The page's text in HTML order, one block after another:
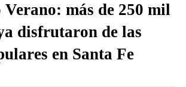
más de 250 mil
disfrutaron de las
en Santa Fe